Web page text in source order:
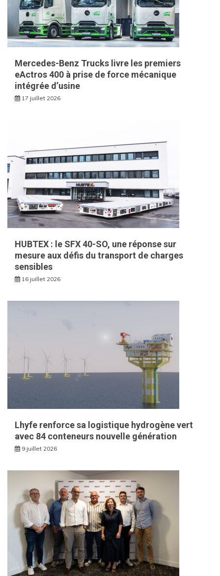
Mercedes-Benz Trucks livre les premiers
eActros 400 à prise de force mécanique
intégrée d’usine
17 juillet 2026
HUBTEX : le SFX 40-SO, une réponse sur
mesure aux défis du transport de charges
sensibles
16 juillet 2026
Lhyfe renforce sa logistique hydrogène vert
avec 84 conteneurs nouvelle génération
9 juillet 2026